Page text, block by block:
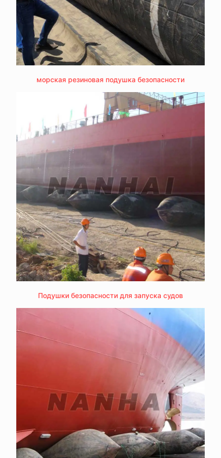
морская резиновая подушка безопасности
Подушки безопасности для запуска судов